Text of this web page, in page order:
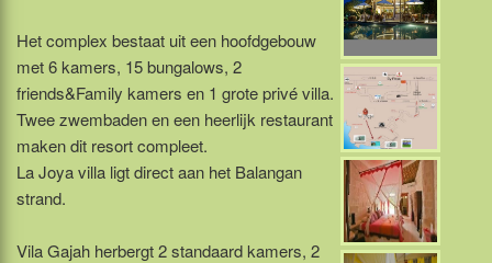
Het complex bestaat uit een hoofdgebouw
met 6 kamers, 15 bungalows, 2
friends&Family kamers en 1 grote privé villa.
Twee zwembaden en een heerlijk restaurant
maken dit resort compleet.
La Joya villa ligt direct aan het Balangan
strand.
Vila Gajah herbergt 2 standaard kamers, 2